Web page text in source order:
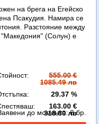
на брега на Егейско
Псакудия. Намира се
Разстояние между
(Солун) е
555.00 €
1085.49 лв
29.37 %
163.00 €
318.80 лв
до момента:8 бр.